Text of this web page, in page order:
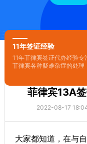
11年签证经验
11年菲律宾签证代办经验专
菲律宾各种疑难杂症的处理
您的位置：首页-菲律宾
菲律宾13A
2022-08-17
大家都知道，在与